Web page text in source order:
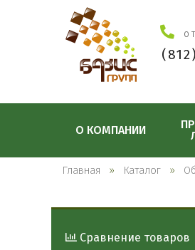
(812)
О КОМПАНИИ
Главная Каталог
Сравнение товаров